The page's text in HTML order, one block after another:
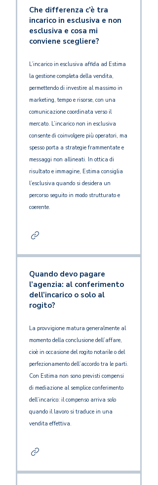
Che differenza c’è tra
incarico in esclusiva e non
esclusiva e cosa mi
conviene scegliere?
L’incarico in esclusiva affida ad Estima
la gestione completa della vendita,
permettendo di investire al massimo in
marketing, tempo e risorse, con una
comunicazione coordinata verso il
mercato. L’incarico non in esclusiva
consente di coinvolgere più operatori, ma
spesso porta a strategie frammentate e
messaggi non allineati. In ottica di
risultato e immagine, Estima consiglia
l’esclusiva quando si desidera un
percorso seguito in modo strutturato e
coerente.
Quando devo pagare
l’agenzia: al conferimento
dell’incarico o solo al
rogito?
La provvigione matura generalmente al
momento della conclusione dell’affare,
cioè in occasione del rogito notarile o del
perfezionamento dell’accordo tra le parti.
Con Estima non sono previsti compensi
di mediazione al semplice conferimento
dell’incarico: il compenso arriva solo
quando il lavoro si traduce in una
vendita effettiva.